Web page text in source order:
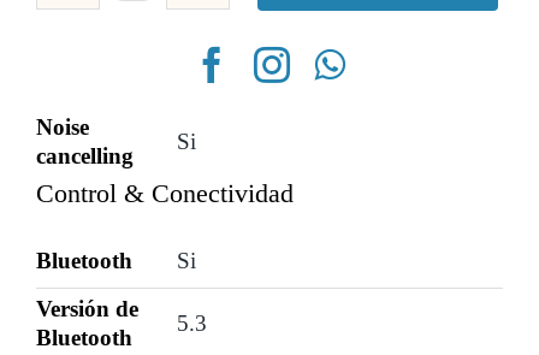
Active
Noise
AWTWSGPRO
cantidad
Noise
cancelling
Si
Control & Conectividad
Bluetooth
Si
Versión de
Bluetooth
5.3